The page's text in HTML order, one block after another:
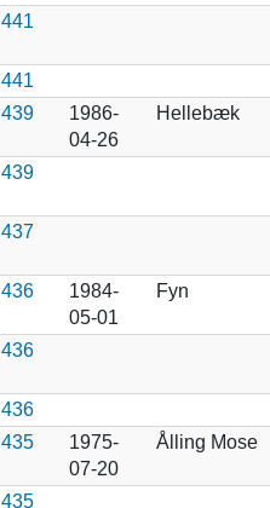
441
441
439
1986-
04-26
Hellebæk
439
437
436
1984-
05-01
Fyn
436
436
435
1975-
07-20
Ålling Mose
435